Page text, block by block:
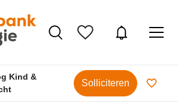
Kind &
Solliciteren